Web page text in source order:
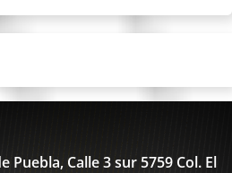
Puebla, Calle 3 sur 5759 Col. El